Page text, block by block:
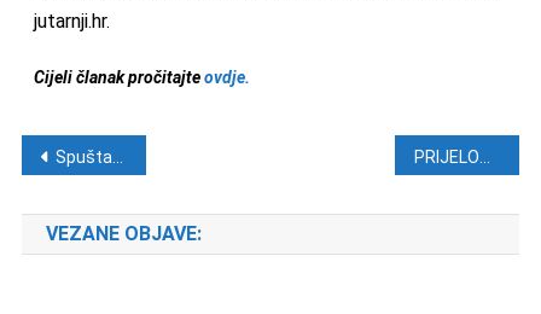
jutarnji.hr.
Cijeli članak pročitajteovdje.
Navigacija objava
Spuštanjem barjaka sv. Vlaha u Dubrovniku zatvorena 1045. Festa
VEZANE OBJAVE: